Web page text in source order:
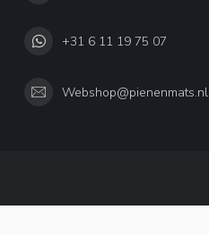
+31 6 11 19 75 07
Webshop@pienenmats.nl